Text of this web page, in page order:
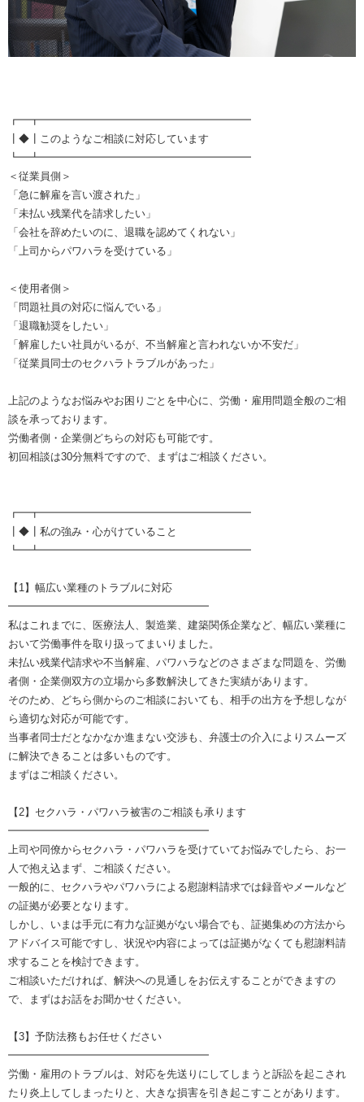
┏━┳━━━━━━━━━━━━━━━━━━━━
┃◆┃このようなご相談に対応しています
┗━┻━━━━━━━━━━━━━━━━━━━━
＜従業員側＞
「急に解雇を言い渡された」
「未払い残業代を請求したい」
「会社を辞めたいのに、退職を認めてくれない」
「上司からパワハラを受けている」
＜使用者側＞
「問題社員の対応に悩んでいる」
「退職勧奨をしたい」
「解雇したい社員がいるが、不当解雇と言われないか不安だ」
「従業員同士のセクハラトラブルがあった」
上記のようなお悩みやお困りごとを中心に、労働・雇用問題全般のご相
談を承っております。
労働者側・企業側どちらの対応も可能です。
初回相談は30分無料ですので、まずはご相談ください。
┏━┳━━━━━━━━━━━━━━━━━━━━
┃◆┃私の強み・心がけていること
┗━┻━━━━━━━━━━━━━━━━━━━━
【1】幅広い業種のトラブルに対応
━━━━━━━━━━━━━━━━━━━
私はこれまでに、医療法人、製造業、建築関係企業など、幅広い業種に
おいて労働事件を取り扱ってまいりました。
未払い残業代請求や不当解雇、パワハラなどのさまざまな問題を、労働
者側・企業側双方の立場から多数解決してきた実績があります。
そのため、どちら側からのご相談においても、相手の出方を予想しなが
ら適切な対応が可能です。
当事者同士だとなかなか進まない交渉も、弁護士の介入によりスムーズ
に解決できることは多いものです。
まずはご相談ください。
【2】セクハラ・パワハラ被害のご相談も承ります
━━━━━━━━━━━━━━━━━━━
上司や同僚からセクハラ・パワハラを受けていてお悩みでしたら、お一
人で抱え込まず、ご相談ください。
一般的に、セクハラやパワハラによる慰謝料請求では録音やメールなど
の証拠が必要となります。
しかし、いまは手元に有力な証拠がない場合でも、証拠集めの方法から
アドバイス可能ですし、状況や内容によっては証拠がなくても慰謝料請
求することを検討できます。
ご相談いただければ、解決への見通しをお伝えすることができますの
で、まずはお話をお聞かせください。
【3】予防法務もお任せください
━━━━━━━━━━━━━━━━━━━
労働・雇用のトラブルは、対応を先送りにしてしまうと訴訟を起こされ
たり炎上してしまったりと、大きな損害を引き起こすことがあります。